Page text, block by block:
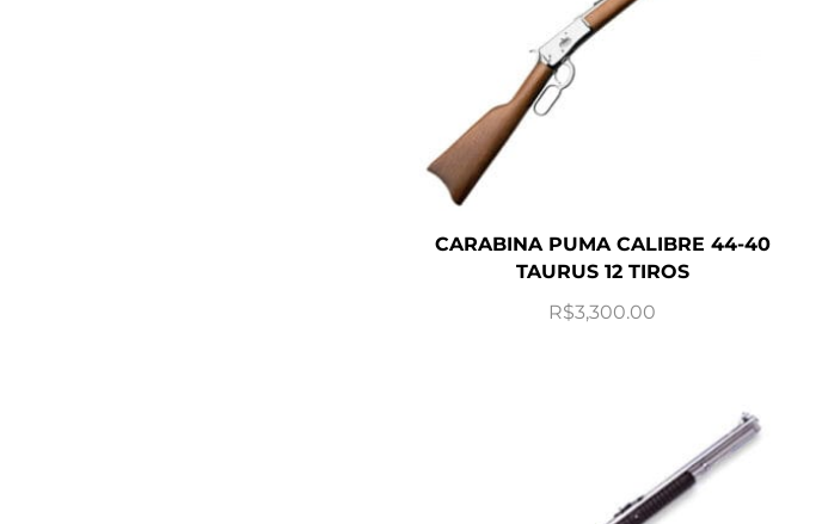
CARABINA PUMA CALIBRE 44-40
TAURUS 12 TIROS
R$3,300.00